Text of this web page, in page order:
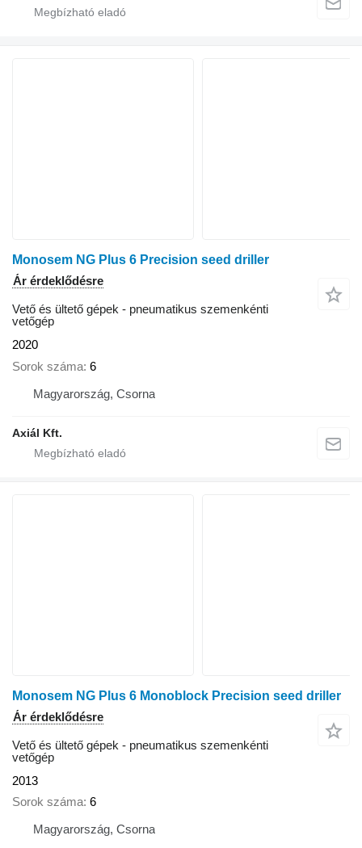
Monosem NG Plus 6 Precision seed driller
Ár érdeklődésre
Vető és ültető gépek - pneumatikus szemenkénti
vetőgép
2020
Sorok száma 6
Magyarország, Csorna
Axiál Kft.
Monosem NG Plus 6 Monoblock Precision seed driller
Ár érdeklődésre
Vető és ültető gépek - pneumatikus szemenkénti
vetőgép
2013
Sorok száma 6
Magyarország, Csorna